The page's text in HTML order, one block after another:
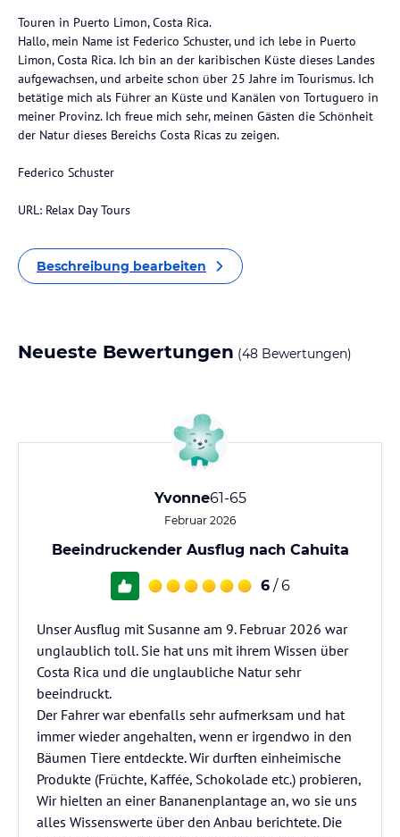
Touren in Puerto Limon, Costa Rica.
Hallo, mein Name ist Federico Schuster, und ich lebe in Puerto
Limon, Costa Rica. Ich bin an der karibischen Küste dieses Landes
aufgewachsen, und arbeite schon über 25 Jahre im Tourismus. Ich
betätige mich als Führer an Küste und Kanälen von Tortuguero in
meiner Provinz. Ich freue mich sehr, meinen Gästen die Schönheit
der Natur dieses Bereichs Costa Ricas zu zeigen.
Federico Schuster
URL: Relax Day Tours
Beschreibung bearbeiten
Neueste Bewertungen (48 Bewertungen)
Yvonne61-65
Februar 2026
Beeindruckender Ausflug nach Cahuita
6 / 6
Unser Ausflug mit Susanne am 9. Februar 2026 war
unglaublich toll. Sie hat uns mit ihrem Wissen über
Costa Rica und die unglaubliche Natur sehr
beeindruckt.
Der Fahrer war ebenfalls sehr aufmerksam und hat
immer wieder angehalten, wenn er irgendwo in den
Bäumen Tiere entdeckte. Wir durften einheimische
Produkte (Früchte, Kaffée, Schokolade etc.) probieren,
Wir hielten an einer Bananenplantage an, wo sie uns
alles Wissenswerte über den Anbau berichtete. Die